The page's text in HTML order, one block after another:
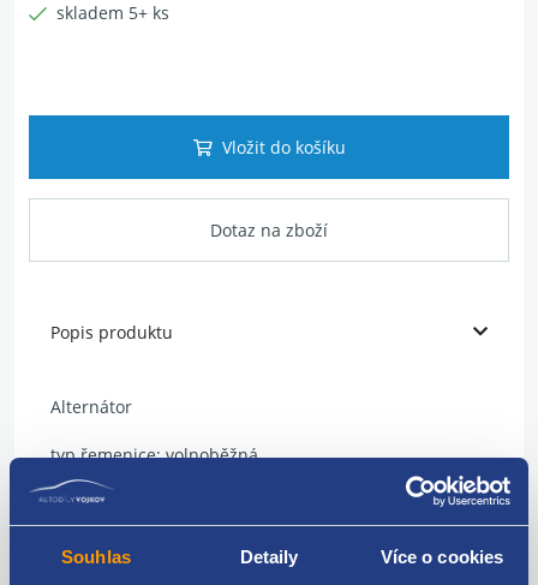
Souhlas Detaily Více o cookies
skladem 5+ ks
Vložit do košíku
Dotaz na zboží
Popis produktu
Alternátor
typ řemenice: volnoběžná
Nabíjecí proud: 120 A
řemenice: PFV 6x56 mm